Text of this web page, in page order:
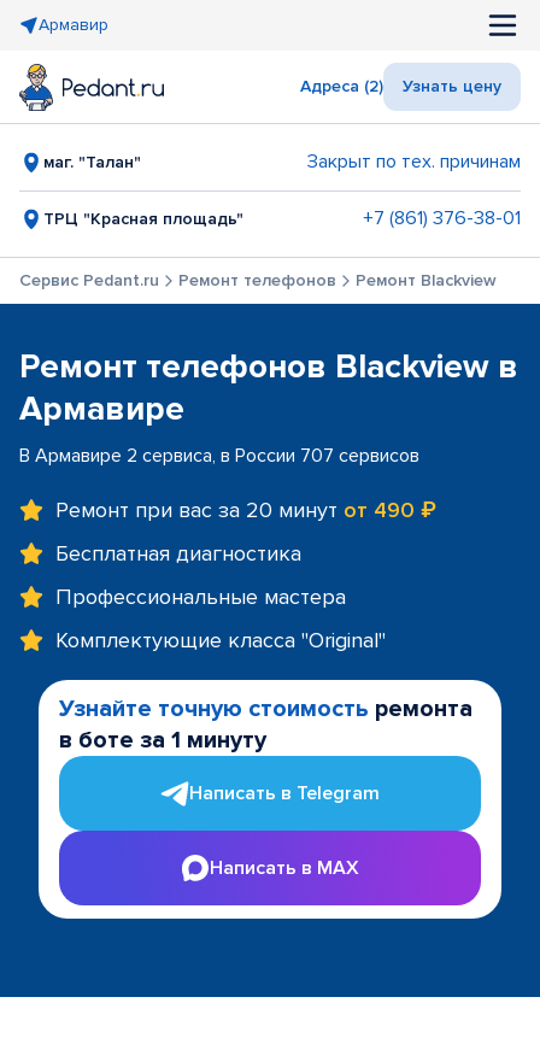
Армавир
Адреса (2) Узнать цену
маг. "Талан" Закрыт по тех. причинам
ТРЦ "Красная площадь" +7 (861) 376-38-01
Сервис Pedant.ru Ремонт телефонов Ремонт Blackview
Ремонт телефонов Blackview в
Армавире
В Армавире 2 сервиса, в России 707 сервисов
Ремонт при вас за 20 минут от 490 ₽
Бесплатная диагностика
Профессиональные мастера
Комплектующие класса "Original"
Узнайте точную стоимость ремонта
в боте за 1 минуту
Написать в Telegram
Написать в MAX